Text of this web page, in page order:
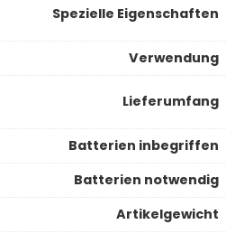
Spezielle Eigenschaften
Verwendung
Lieferumfang
Batterien inbegriffen
Batterien notwendig
Artikelgewicht